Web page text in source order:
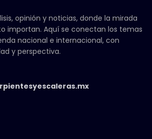
opinión y noticias, donde la mirada
importan. Aquí se conectan los temas
nacional e internacional, con
y perspectiva.